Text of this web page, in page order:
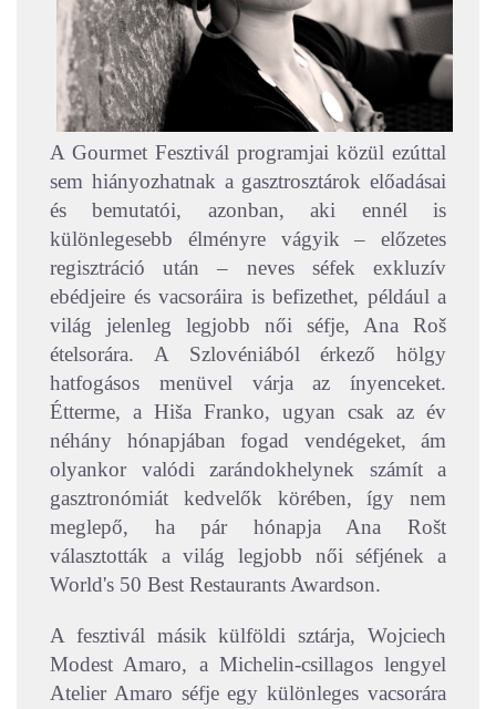
A Gourmet Fesztivál programjai közül ezúttal
sem hiányozhatnak a gasztrosztárok előadásai
és bemutatói, azonban, aki ennél is
különlegesebb élményre vágyik – előzetes
regisztráció után – neves séfek exkluzív
ebédjeire és vacsoráira is befizethet, például a
világ jelenleg legjobb női séfje, Ana Roš
ételsorára. A Szlovéniából érkező hölgy
hatfogásos menüvel várja az ínyenceket.
Étterme, a Hiša Franko, ugyan csak az év
néhány hónapjában fogad vendégeket, ám
olyankor valódi zarándokhelynek számít a
gasztronómiát kedvelők körében, így nem
meglepő, ha pár hónapja Ana Rošt
választották a világ legjobb női séfjének a
World's 50 Best Restaurants Awardson.
A fesztivál másik külföldi sztárja, Wojciech
Modest Amaro, a Michelin-csillagos lengyel
Atelier Amaro séfje egy különleges vacsorára